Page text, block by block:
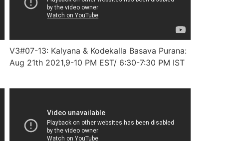
V3#07-13: Kalyana & Kodekalla Basava Purana:
Aug 21th 2021,9-10 PM EST/ 6:30-7:30 PM IST